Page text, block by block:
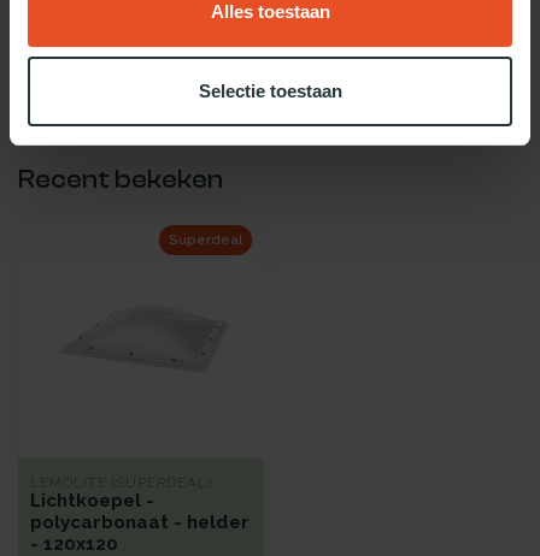
Alles toestaan
Selectie toestaan
Gebruik onze daglicht keuzehulp!
Twijfel je over welke daglicht oplossing het beste bij jou past?
Recent bekeken
Superdeal
LEMOLITE (SUPERDEAL)
Lichtkoepel -
polycarbonaat - helder
- 120x120